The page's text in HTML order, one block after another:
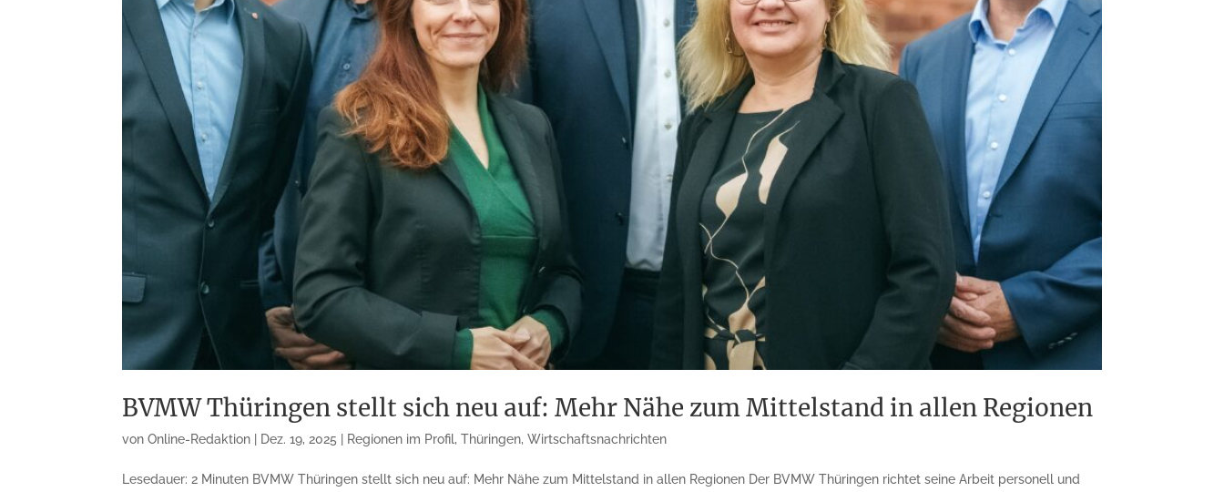
BVMW Thüringen stellt sich neu auf: Mehr Nähe zum Mittelstand in allen Regionen
vonOnline-Redaktion Dez. 19, 2025 Regionen im Profil,Thüringen,Wirtschaftsnachrichten
Lesedauer: 2 Minuten BVMW Thüringen stellt sich neu auf: Mehr Nähe zum Mittelstand in allen Regionen Der BVMW Thüringen richtet seine Arbeit personell und